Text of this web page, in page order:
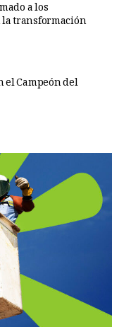
a los
transformación
el Campeón del